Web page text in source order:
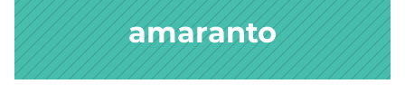
amaranto